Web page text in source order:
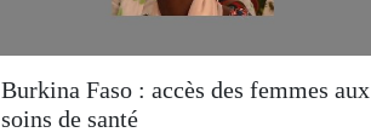
Burkina Faso : accès des femmes aux
soins de santé